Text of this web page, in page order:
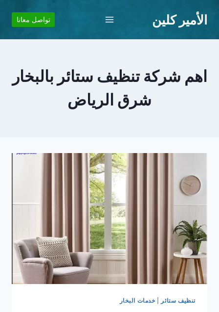
الأمير كلين تواصل معانا
اهم شركة تنظيف ستائر بالبخار
شرق الرياض
تنظيف ستائر خدمات البخار